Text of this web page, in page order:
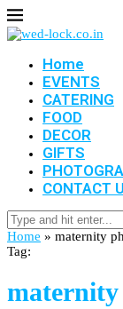
Home
EVENTS
CATERING
FOOD
DECOR
GIFTS
CONTACT
Home » maternity
Tag:
maternity